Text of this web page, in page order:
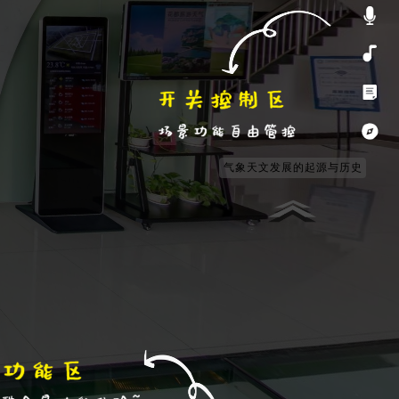
气象天文发展的起源与历史